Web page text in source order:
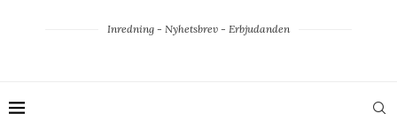
Inredning - Nyhetsbrev - Erbjudanden